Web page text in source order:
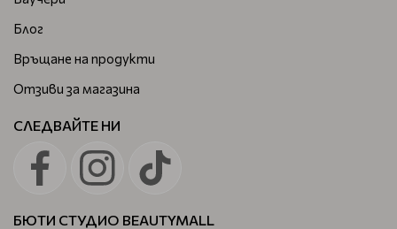
Блог
Връщане на продукти
Отзиви за магазина
СЛЕДВАЙТЕ НИ
БЮТИ СТУДИО BEAUTYMALL